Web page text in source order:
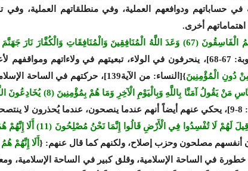
حساباتهم ودوافعهم العملية، وفي منطلقاتهم العملية، وفي
أخرى.
إِنَّ الْمُنَافِقِينَ هُمُ الْفَاسِقُونَ (67) وَعَدَ اللَّهُ الْمُنَافِقِينَ وَالْمُنَافِقَاتِ
ومواقفهم لأعداء المسلمين، قال عنهم: {
مِنْ دُونِ الْمُؤْمِنِينَ
}[النساء: من الآية139]، حركتهم في
مِنَ النَّاسِ مَنْ يَقُولُ آمَنَّا
}[البقرة: 8-9]، يحكي عنهم أيضاً أنهم عندما ينصحون، عندما يُحذرون
لَهُمْ لَا تُفْسِدُوا فِي الْأَرْضِ قَالُوا إِنَّمَا نَحْنُ مُصْلِحُونَ (11) أَلَا إِنَّهُمْ هُمُ الْمُفْسِدُونَ وَلَكِنْ لَا يَشْعُرُونَ
أَلَا إِنَّهُمْ
في الساحة الإسلامية، وقلق كبير في الساحة الإسلامية،